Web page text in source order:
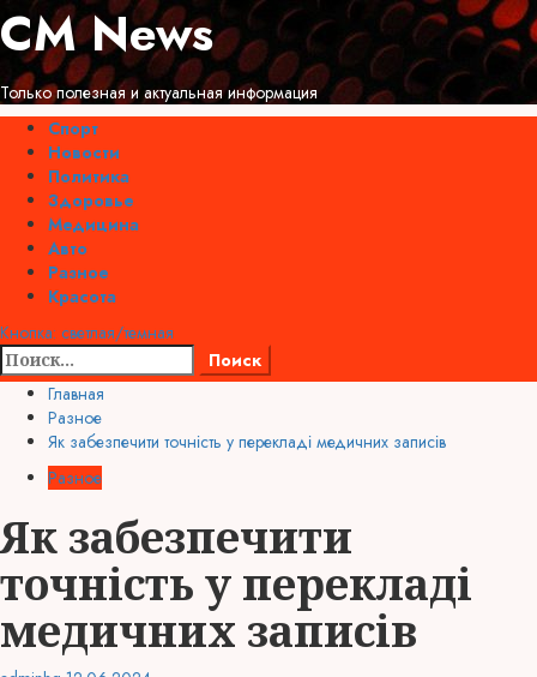
Перейти
к
содержимому
CM News
Только полезная и актуальная информация
Основное
меню
Спорт
Новости
Политика
Здоровье
Медицина
Авто
Разное
Красота
Кнопка: светлая/темная
Найти:
Главная
Разное
Як забезпечити точність у перекладі медичних записів
Разное
Як забезпечити
точність у перекладі
медичних записів